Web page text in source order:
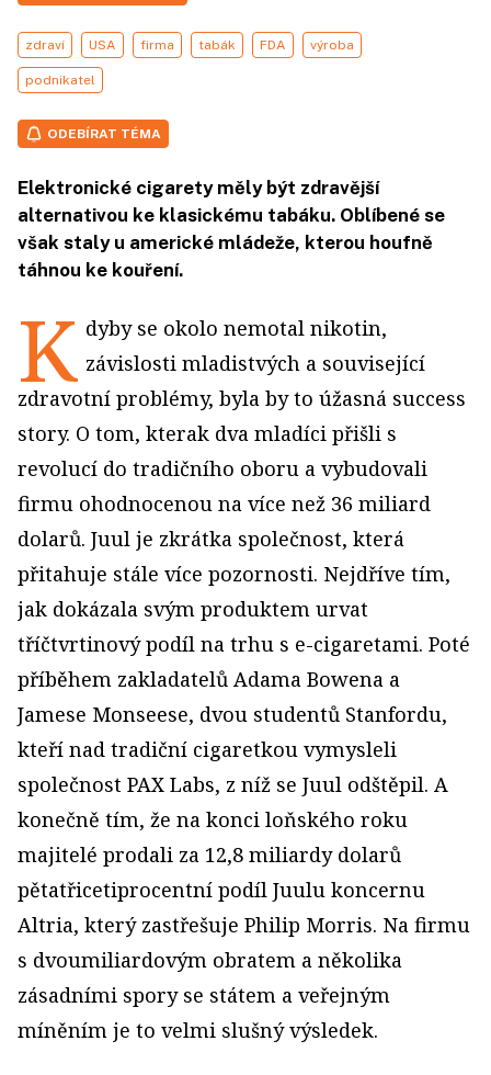
zdraví USA firma tabák FDA výroba
podnikatel
ODEBÍRAT TÉMA
Elektronické cigarety měly být zdravější
alternativou ke klasickému tabáku. Oblíbené se
však staly u americké mládeže, kterou houfně
táhnou ke kouření.
K dyby se okolo nemotal nikotin,
závislosti mladistvých a související
zdravotní problémy, byla by to úžasná success
story. O tom, kterak dva mladíci přišli s
revolucí do tradičního oboru a vybudovali
firmu ohodnocenou na více než 36 miliard
dolarů. Juul je zkrátka společnost, která
přitahuje stále více pozornosti. Nejdříve tím,
jak dokázala svým produktem urvat
tříčtvrtinový podíl na trhu s e-cigaretami. Poté
příběhem zakladatelů Adama Bowena a
Jamese Monseese, dvou studentů Stanfordu,
kteří nad tradiční cigaretkou vymysleli
společnost PAX Labs, z níž se Juul odštěpil. A
konečně tím, že na konci loňského roku
majitelé prodali za 12,8 miliardy dolarů
pětatřicetiprocentní podíl Juulu koncernu
Altria, který zastřešuje Philip Morris. Na firmu
s dvoumiliardovým obratem a několika
zásadními spory se státem a veřejným
míněním je to velmi slušný výsledek.